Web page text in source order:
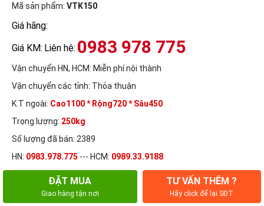
Mã sản phẩm: VTK150
Giá hãng:
Giá KM: Liên hệ: 0983 978 775
Vận chuyển HN, HCM: Miễn phí nội thành
Vận chuyển các tỉnh: Thỏa thuận
K.T ngoài: Cao1100 * Rộng720 * Sâu450
Trọng lượng: 250kg
Số lượng đã bán: 2389
HN: 0983.978.775 --- HCM: 0989.33.9188
ĐẶT MUA
Giao hàng tận nơi
TƯ VẤN THÊM ?
Hãy click để lại SĐT